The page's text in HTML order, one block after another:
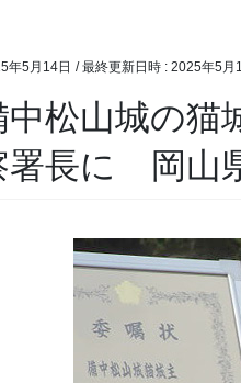
年5月14日 / 最終更新日時 : 2025年5月
一日警
署長に 岡山